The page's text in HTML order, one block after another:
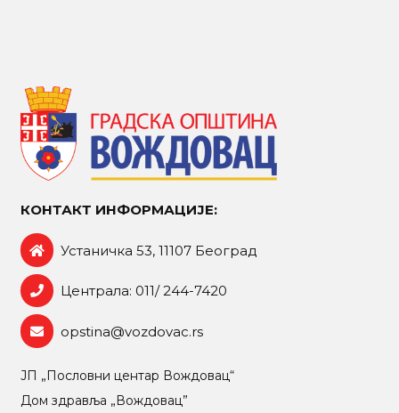
КОНТАКТ ИНФОРМАЦИЈЕ:
Устаничка 53, 11107 Београд
Централа: 011/ 244-7420
opstina@vozdovac.rs
ЈП „Пословни центар Вождовац“
Дом здравља „Вождовац”